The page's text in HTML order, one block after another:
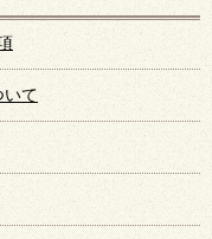
いて